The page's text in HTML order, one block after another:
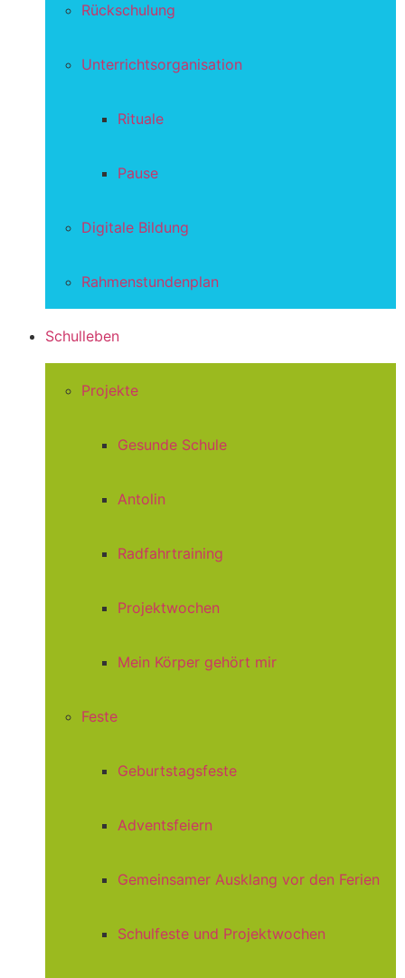
Rückschulung
Unterrichtsorganisation
Rituale
Pause
Digitale Bildung
Rahmenstundenplan
Schulleben
Projekte
Gesunde Schule
Antolin
Radfahrtraining
Projektwochen
Mein Körper gehört mir
Feste
Geburtstagsfeste
Adventsfeiern
Gemeinsamer Ausklang vor den Ferien
Schulfeste und Projektwochen